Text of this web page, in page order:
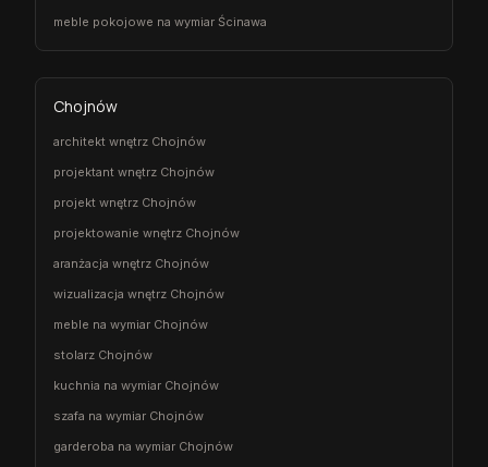
meble pokojowe na wymiar Ścinawa
Chojnów
architekt wnętrz Chojnów
projektant wnętrz Chojnów
projekt wnętrz Chojnów
projektowanie wnętrz Chojnów
aranżacja wnętrz Chojnów
wizualizacja wnętrz Chojnów
meble na wymiar Chojnów
stolarz Chojnów
kuchnia na wymiar Chojnów
szafa na wymiar Chojnów
garderoba na wymiar Chojnów